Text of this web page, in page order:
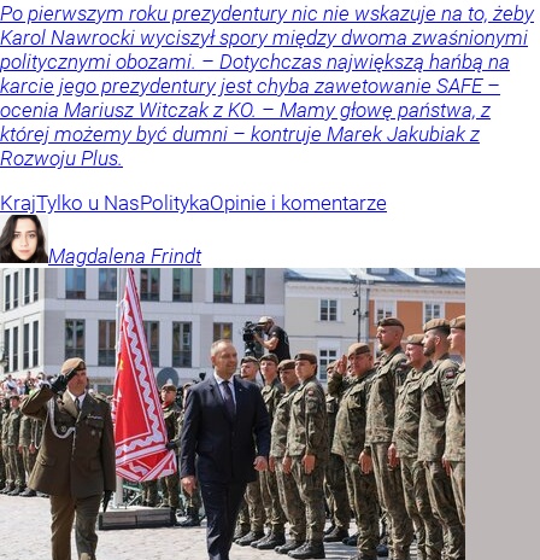
Po pierwszym roku prezydentury nic nie wskazuje na to, żeby
Karol Nawrocki wyciszył spory między dwoma zwaśnionymi
politycznymi obozami. – Dotychczas największą hańbą na
karcie jego prezydentury jest chyba zawetowanie SAFE –
ocenia Mariusz Witczak z KO. – Mamy głowę państwa, z
której możemy być dumni – kontruje Marek Jakubiak z
Rozwoju Plus.
KrajTylko u NasPolitykaOpinie i komentarze
Magdalena Frindt